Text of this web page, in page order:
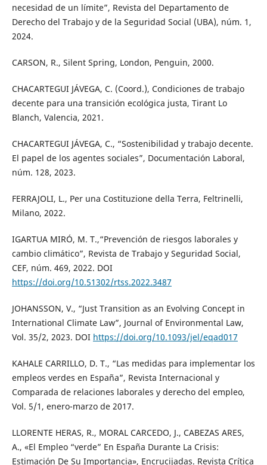
necesidad de un límite”, Revista del Departamento de
Derecho del Trabajo y de la Seguridad Social (UBA), núm. 1,
2024.
CARSON, R., Silent Spring, London, Penguin, 2000.
CHACARTEGUI JÁVEGA, C. (Coord.), Condiciones de trabajo
decente para una transición ecológica justa, Tirant Lo
Blanch, Valencia, 2021.
CHACARTEGUI JÁVEGA, C., “Sostenibilidad y trabajo decente.
El papel de los agentes sociales”, Documentación Laboral,
núm. 128, 2023.
FERRAJOLI, L., Per una Costituzione della Terra, Feltrinelli,
Milano, 2022.
IGARTUA MIRÓ, M. T.,“Prevención de riesgos laborales y
cambio climático”, Revista de Trabajo y Seguridad Social,
CEF, núm. 469, 2022. DOI
https://doi.org/10.51302/rtss.2022.3487
JOHANSSON, V., “Just Transition as an Evolving Concept in
International Climate Law”, Journal of Environmental Law,
Vol. 35/2, 2023. DOI https://doi.org/10.1093/jel/eqad017
KAHALE CARRILLO, D. T., “Las medidas para implementar los
empleos verdes en España”, Revista Internacional y
Comparada de relaciones laborales y derecho del empleo,
Vol. 5/1, enero-marzo de 2017.
LLORENTE HERAS, R., MORAL CARCEDO, J., CABEZAS ARES,
A., «El Empleo “verde” En España Durante La Crisis:
Estimación De Su Importancia», Encrucijadas. Revista Crítica